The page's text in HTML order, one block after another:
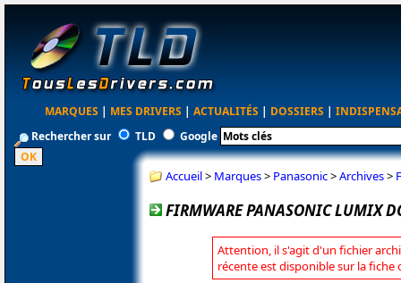
MARQUES | MES DRIVERS | ACTUALITÉS | DOSSIERS |
Rechercher sur
TLD Google
Accueil> Marques> Panasonic>Archives>
FIRMWARE PANASONIC LUMIX
Attention, il s'agit d'un fichier
récente est disponible sur la fiche